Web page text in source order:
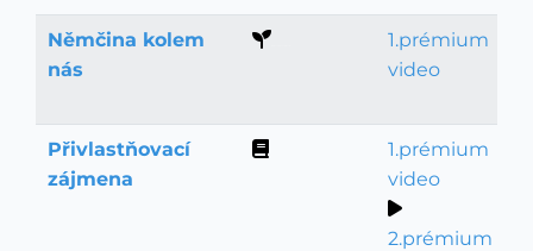
Němčina kolem
nás
1.prémium
video
Přivlastňovací
zájmena
1.prémium
video
2.prémium